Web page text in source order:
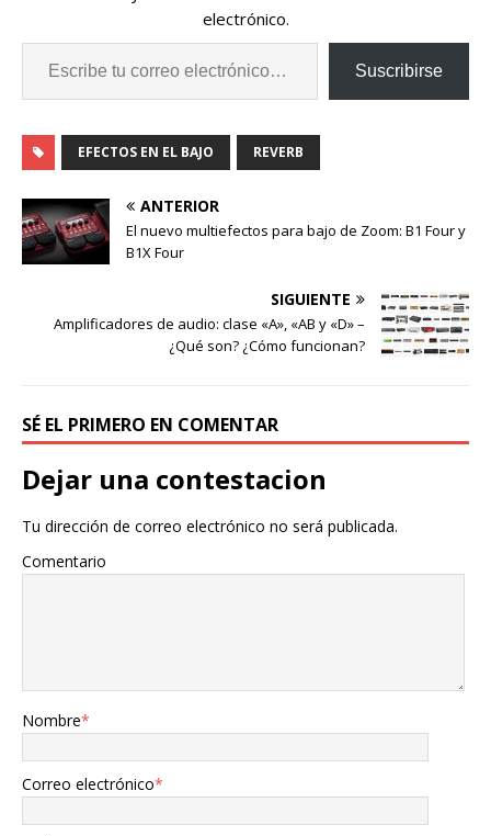
electrónico.
Suscribirse
EFECTOS EN EL BAJO REVERB
ANTERIOR
El nuevo multiefectos para bajo de Zoom: B1 Four y
B1X Four
SIGUIENTE
Amplificadores de audio: clase «A», «AB y «D» –
¿Qué son? ¿Cómo funcionan?
SÉ EL PRIMERO EN COMENTAR
Dejar una contestacion
Tu dirección de correo electrónico no será publicada.
Comentario
Nombre*
Correo electrónico*